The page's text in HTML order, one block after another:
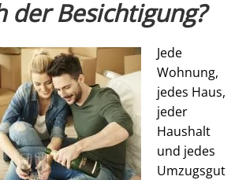
der Besichtigung?
Jede
Wohnung,
jedes Haus,
jeder
Haushalt
und jedes
Umzugsgut